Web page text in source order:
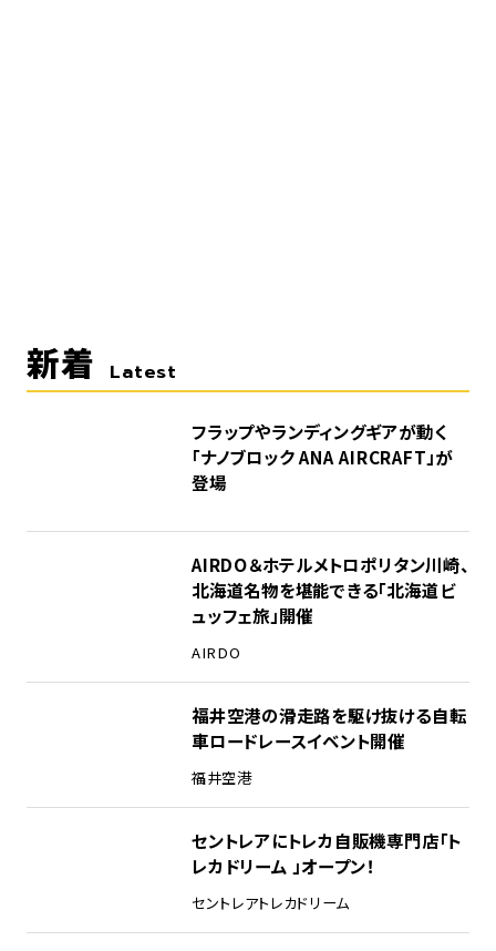
新着 Latest
フラップやランディングギアが動く
「ナノブロック ANA AIRCRAFT」が
登場
AIRDO＆ホテルメトロポリタン川崎、
北海道名物を堪能できる「北海道ビ
ュッフェ旅」開催
AIRDO
福井空港の滑走路を駆け抜ける自転
車ロードレースイベント開催
福井空港
セントレアにトレカ自販機専門店「ト
レカドリーム 」オープン！
セントレアトレカドリーム